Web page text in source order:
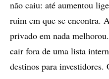
não caiu: até aumentou
ruim em que se encontra.
privado em nada
cair fora de uma lista
destinos para